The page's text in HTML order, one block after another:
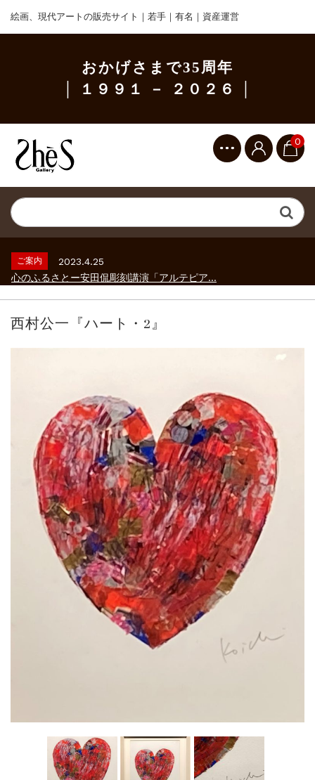
絵画、現代アートの販売サイト｜若手｜有名｜資産運営
おかげさまで35周年
│ １９９１ － ２０２６ │
0
ギャラリーシーズ「秋の美術散歩 京都・大...
ご案内
2026.2.17
ご案内
2023.4.25
心のふるさとー安田侃彫刻講演「アルテピア...
ご案内
2026.2.17
2023.2.25
ギャラリーシーズ「秋の美術散歩 京都・大...
西村公一『ハート・2』